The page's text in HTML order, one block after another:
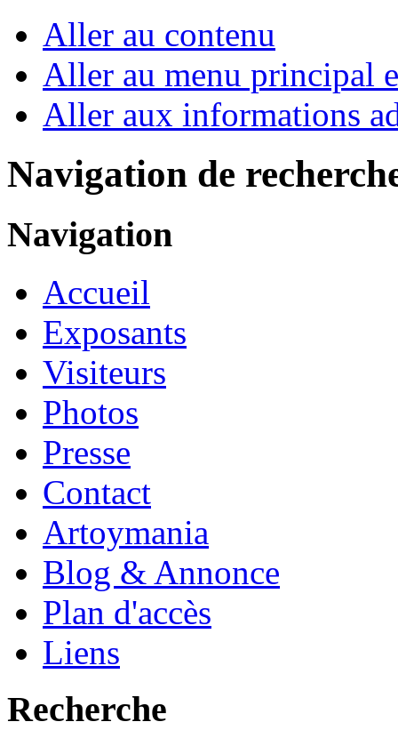
Aller au contenu
Aller au menu principal
Aller aux informations
Navigation de
Navigation
Accueil
Exposants
Visiteurs
Photos
Presse
Contact
Artoymania
Blog & Annonce
Plan d'accès
Liens
Recherche